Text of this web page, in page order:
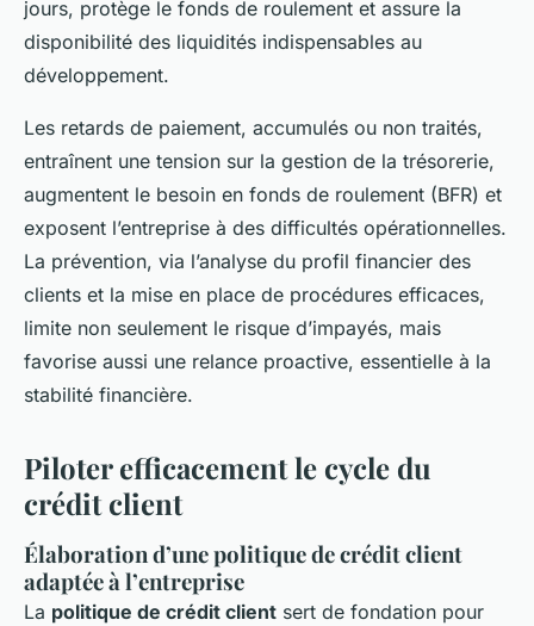
jours, protège le fonds de roulement et assure la
disponibilité des liquidités indispensables au
développement.
Les retards de paiement, accumulés ou non traités,
entraînent une tension sur la gestion de la trésorerie,
augmentent le besoin en fonds de roulement (BFR) et
exposent l’entreprise à des difficultés opérationnelles.
La prévention, via l’analyse du profil financier des
clients et la mise en place de procédures efficaces,
limite non seulement le risque d’impayés, mais
favorise aussi une relance proactive, essentielle à la
stabilité financière.
Piloter efficacement le cycle du
crédit client
Élaboration d’une politique de crédit client
adaptée à l’entreprise
La politique de crédit client sert de fondation pour